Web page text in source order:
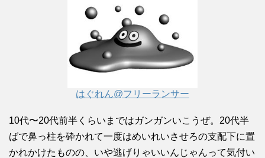
はぐれん@フリーランサー
10代〜20代前半くらいまではガンガンいこうぜ。20代半
ばで鼻っ柱を砕かれて一度はめいれいさせろの支配下に置
かれかけたものの、いや逃げりゃいいんじゃんって気付い